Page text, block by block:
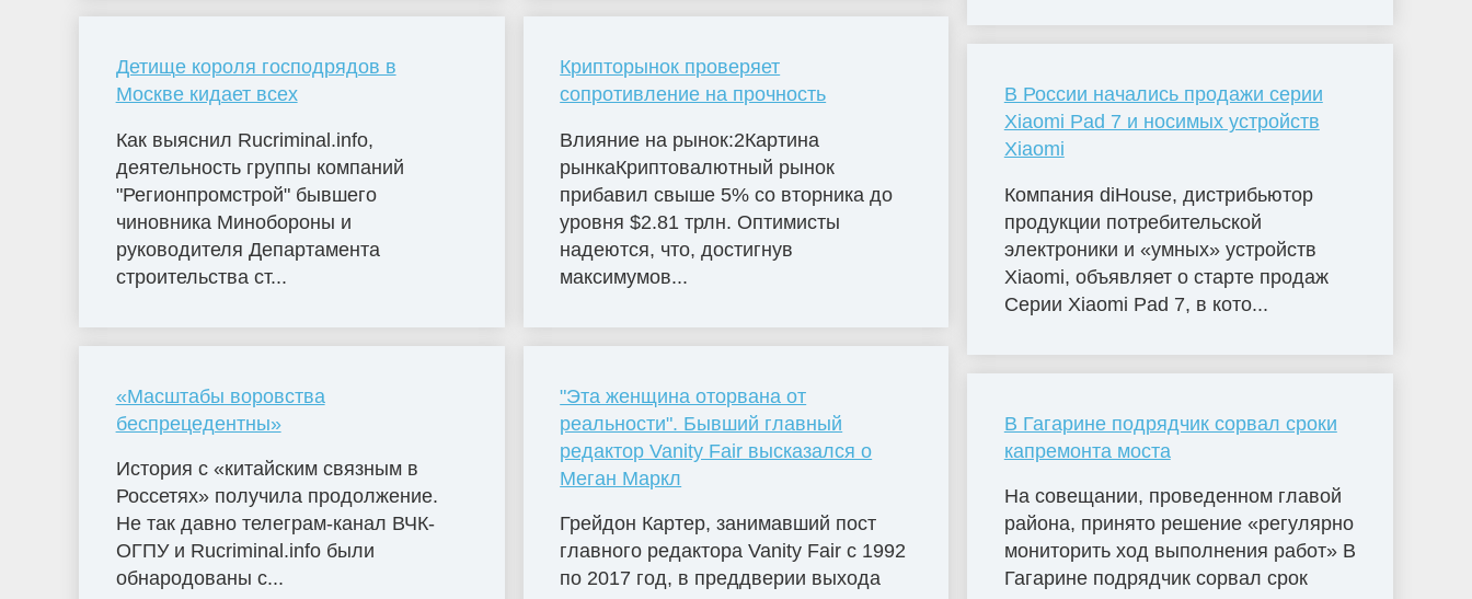
Детище короля господрядов в
Москве кидает всех
Как выяснил Rucriminal.info,
деятельность группы компаний
"Регионпромстрой" бывшего
чиновника Минобороны и
руководителя Департамента
строительства ст...
«Масштабы воровства
беспрецедентны»
История с «китайским связным в
Россетях» получила продолжение.
Не так давно телеграм-канал ВЧК-
ОГПУ и Rucriminal.info были
обнародованы с...
Крипторынок проверяет
сопротивление на прочность
Влияние на рынок:2Картина
рынкаКриптовалютный рынок
прибавил свыше 5% со вторника до
уровня $2.81 трлн. Оптимисты
надеются, что, достигнув
максимумов...
"Эта женщина оторвана от
реальности". Бывший главный
редактор Vanity Fair высказался о
Меган Маркл
Грейдон Картер, занимавший пост
главного редактора Vanity Fair с 1992
по 2017 год, в преддверии выхода
В России начались продажи серии
Xiaomi Pad 7 и носимых устройств
Xiaomi
Компания diHouse, дистрибьютор
продукции потребительской
электроники и «умных» устройств
Xiaomi, объявляет о старте продаж
Серии Xiaomi Pad 7, в кото...
В Гагарине подрядчик сорвал сроки
капремонта моста
На совещании, проведенном главой
района, принято решение «регулярно
мониторить ход выполнения работ» В
Гагарине подрядчик сорвал срок